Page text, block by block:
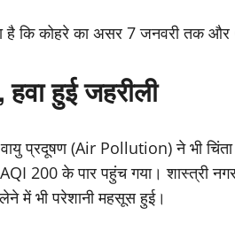
है कि कोहरे का असर 7 जनवरी तक
हवा हुई जहरीली
प्रदूषण (Air Pollution) ने भी
200 के पार पहुंच गया। शास्त्री
में भी परेशानी महसूस हुई।